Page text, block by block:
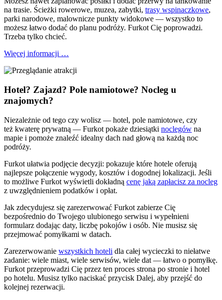
na trasie. Ścieżki rowerowe, muzea, zabytki, trasy wspinaczkowe,
parki narodowe, malownicze punkty widokowe — wszystko to
możesz łatwo dodać do planu podróży. Furkot Cię poprowadzi.
Trzeba tylko chcieć.
Więcej informacji …
Hotel? Zajazd? Pole namiotowe? Nocleg u
znajomych?
Niezależnie od tego czy wolisz — hotel, pole namiotowe, czy
też kwaterę prywatną — Furkot pokaże dziesiątki noclegów na
mapie i pomoże znaleźć idealny dach nad głową na każdą noc
podróży.
Furkot ułatwia podjęcie decyzji: pokazuje które hotele oferują
najlepsze połączenie wygody, kosztów i dogodnej lokalizacji. Jeśli
to możliwe Furkot wyświetli dokładną cenę jaką zapłacisz za nocleg
z uwzględnieniem podatków i opłat.
Jak zdecydujesz się zarezerwować Furkot zabierze Cię
bezpośrednio do Twojego ulubionego serwisu i wypełnieni
formularz dodając daty, liczbę pokojów i osób. Nie musisz się
przejmować pomyłkami w datach.
Zarezerwowanie wszystkich hoteli dla całej wycieczki to niełatwe
zadanie: wiele miast, wiele serwisów, wiele dat — łatwo o pomyłkę.
Furkot przeprowadzi Cię przez ten proces strona po stronie i hotel
po hotelu. Musisz tylko naciskać przycisk Dalej, aby przejść do
kolejnej rezerwacji.